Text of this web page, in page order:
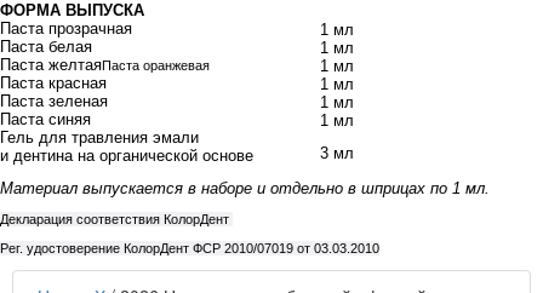
ФОРМА ВЫПУСКА
Паста прозрачная
Паста белая
Паста желтаяПаста оранжевая
Паста красная
Паста зеленая
Паста синяя
Гель для травления эмали
и дентина на органической основе
1 мл
1 мл
1 мл
1 мл
1 мл
1 мл
3 мл
Материал выпускается в наборе и отдельно в шприцах по 1 мл.
Декларация соответствия КолорДент
Рег. удостоверение КолорДент ФСР 2010/07019 от 03.03.2010